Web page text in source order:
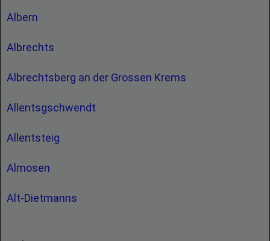
Albern
Albrechts
Albrechtsberg an der Grossen Krems
Allentsgschwendt
Allentsteig
Almosen
Alt-Dietmanns